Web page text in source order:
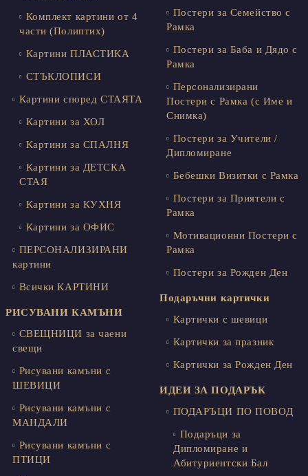
Комплект картини от 4
части (Полиптих)
Картини ПЛАСТИКА
СТЪКЛОПИСИ
Картини според СТАЯТА
Картини за ХОЛ
Картини за СПАЛНЯ
Картини за ДЕТСКА
СТАЯ
Картини за КУХНЯ
Картини за ОФИС
ПЕРСОНАЛИЗИРАНИ
картини
Всички КАРТИНИ
РИСУВАНИ КАМЪНИ
СВЕЩНИЦИ за чаени
свещи
Рисувани камъни с
ШЕВИЦИ
Рисувани камъни с
МАНДАЛИ
Рисувани камъни с
ПТИЦИ
Постери за Семейство с
Рамка
Постери за Баба и Дядо с
Рамка
Персонализирани
Постери с Рамка (с Име и
Снимка)
Постери за Учители /
Дипломиране
Бебешки Визитки с Рамка
Постери за Приятели с
Рамка
Мотивационни Постери с
Рамка
Постери за Рожден Ден
Подаръчни картички
Картички с шевици
Картички за празник
Картички за Рожден Ден
ИДЕИ ЗА ПОДАРЪК
ПОДАРЪЦИ ПО ПОВОД
Подаръци за
Дипломиране и
Абитуриентски Бал